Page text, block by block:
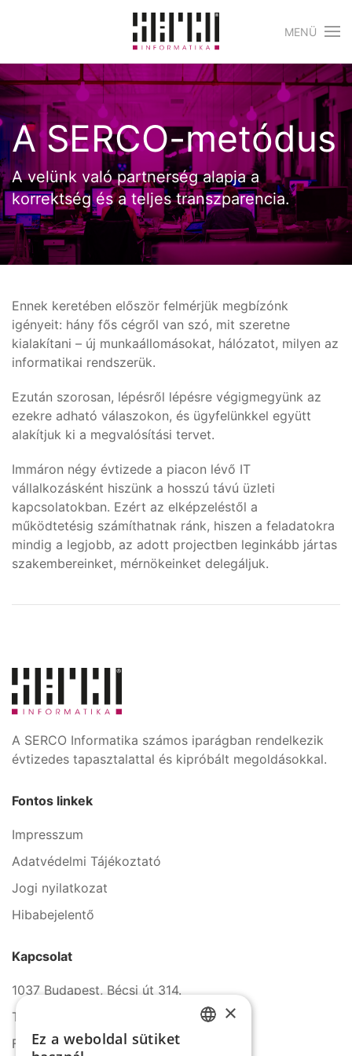
Skip to main content
MENÜ
A SERCO-metódus
A velünk való partnerség alapja a
korrektség és a teljes transzparencia.
Ennek keretében először felmérjük megbízónk
igényeit: hány fős cégről van szó, mit szeretne
kialakítani – új munkaállomásokat, hálózatot, milyen az
informatikai rendszerük.
Ezután szorosan, lépésről lépésre végigmegyünk az
ezekre adható válaszokon, és ügyfelünkkel együtt
alakítjuk ki a megvalósítási tervet.
Immáron négy évtizede a piacon lévő IT
vállalkozásként hiszünk a hosszú távú üzleti
kapcsolatokban. Ezért az elképzeléstől a
működtetésig számíthatnak ránk, hiszen a feladatokra
mindig a legjobb, az adott projectben leginkább jártas
szakembereinket, mérnökeinket delegáljuk.
A SERCO Informatika számos iparágban rendelkezik
évtizedes tapasztalattal és kipróbált megoldásokkal.
Fontos linkek
Impresszum
Adatvédelmi Tájékoztató
Jogi nyilatkozat
Hibabejelentő
Kapcsolat
1037 Budapest, Bécsi út 314.
Tel.: +36 1 272 2140
Fax: +36 1 272 2150
×
Ez a weboldal sütiket